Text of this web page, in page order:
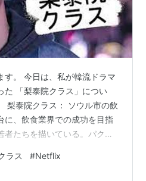
す。 今日は、私が韓流ドラマ
た 「梨泰院クラス」につい
梨泰院クラス： ソウル市の飲
に、飲食業界での成功を目指
者たちを描いている。パク・
友人から「愛の不時着」をお
流ドラマにはまったく興味が
ラス #Netflix